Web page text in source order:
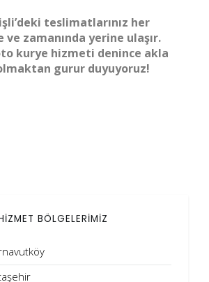
teslimatlarınız her
zamanında yerine ulaşır.
kurye hizmeti denince akla
gurur duyuyoruz!
BÖLGELERİMİZ